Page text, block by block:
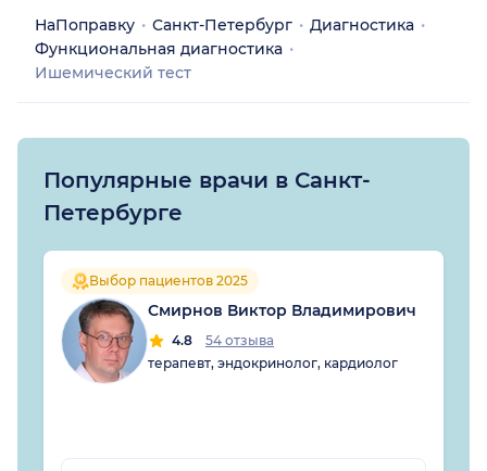
НаПоправку Санкт-Петербург
Диагностика
Функциональная диагностика
Ишемический тест
Популярные врачи в Санкт-
Петербурге
Выбор пациентов 2025
Смирнов Виктор Владимирович
4.8
54 отзыва
терапевт, эндокринолог, кардиолог